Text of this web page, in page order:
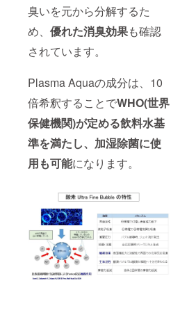
臭いを元から分解するた
め、 優れた消臭効果も確認
されています。
Plasma Aquaの成分は、10
倍希釈することでWHO(世界
保健機関)が定める飲料水基
準を満たし、 加湿除菌に使
用も可能になります。